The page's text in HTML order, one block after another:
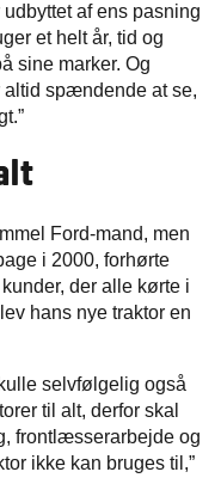
af ens pasning
et helt år, tid og
sine marker. Og
altid spændende at se,
Ford-mand, men
i 2000, forhørte
der alle kørte i
hans nye traktor en
selvfølgelig også
til alt, derfor skal
frontlæsserarbejde og
ikke kan bruges til,”